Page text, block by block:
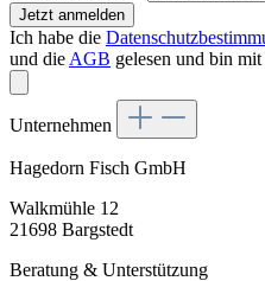
Jetzt anmelden
Ich habe die
und die AGB gelesen und bin
Unternehmen
Hagedorn Fisch GmbH
Walkmühle 12
21698 Bargstedt
Beratung & Unterstützung